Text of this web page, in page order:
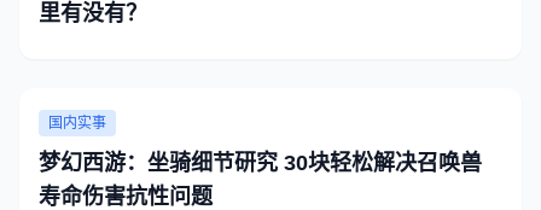
里有没有？
国内实事
梦幻西游：坐骑细节研究 30块轻松解决召唤兽
寿命伤害抗性问题